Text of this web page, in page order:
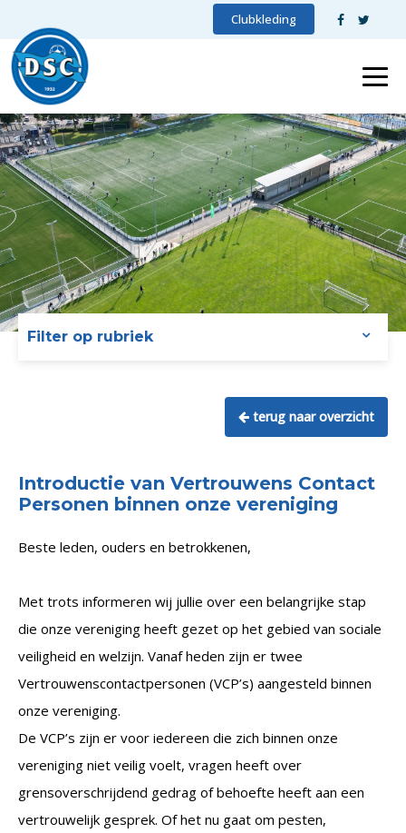
Clubkleding
Filter op rubriek
terug naar overzicht
Introductie van Vertrouwens Contact
Personen binnen onze vereniging
Beste leden, ouders en betrokkenen,
Met trots informeren wij jullie over een belangrijke stap
die onze vereniging heeft gezet op het gebied van sociale
veiligheid en welzijn. Vanaf heden zijn er twee
Vertrouwenscontactpersonen (VCP’s) aangesteld binnen
onze vereniging.
De VCP’s zijn er voor iedereen die zich binnen onze
vereniging niet veilig voelt, vragen heeft over
grensoverschrijdend gedrag of behoefte heeft aan een
vertrouwelijk gesprek. Of het nu gaat om pesten,